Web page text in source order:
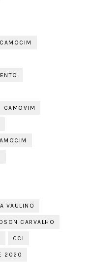
CAMOVIM
VAULINO
CARVALHO
CCI
2020